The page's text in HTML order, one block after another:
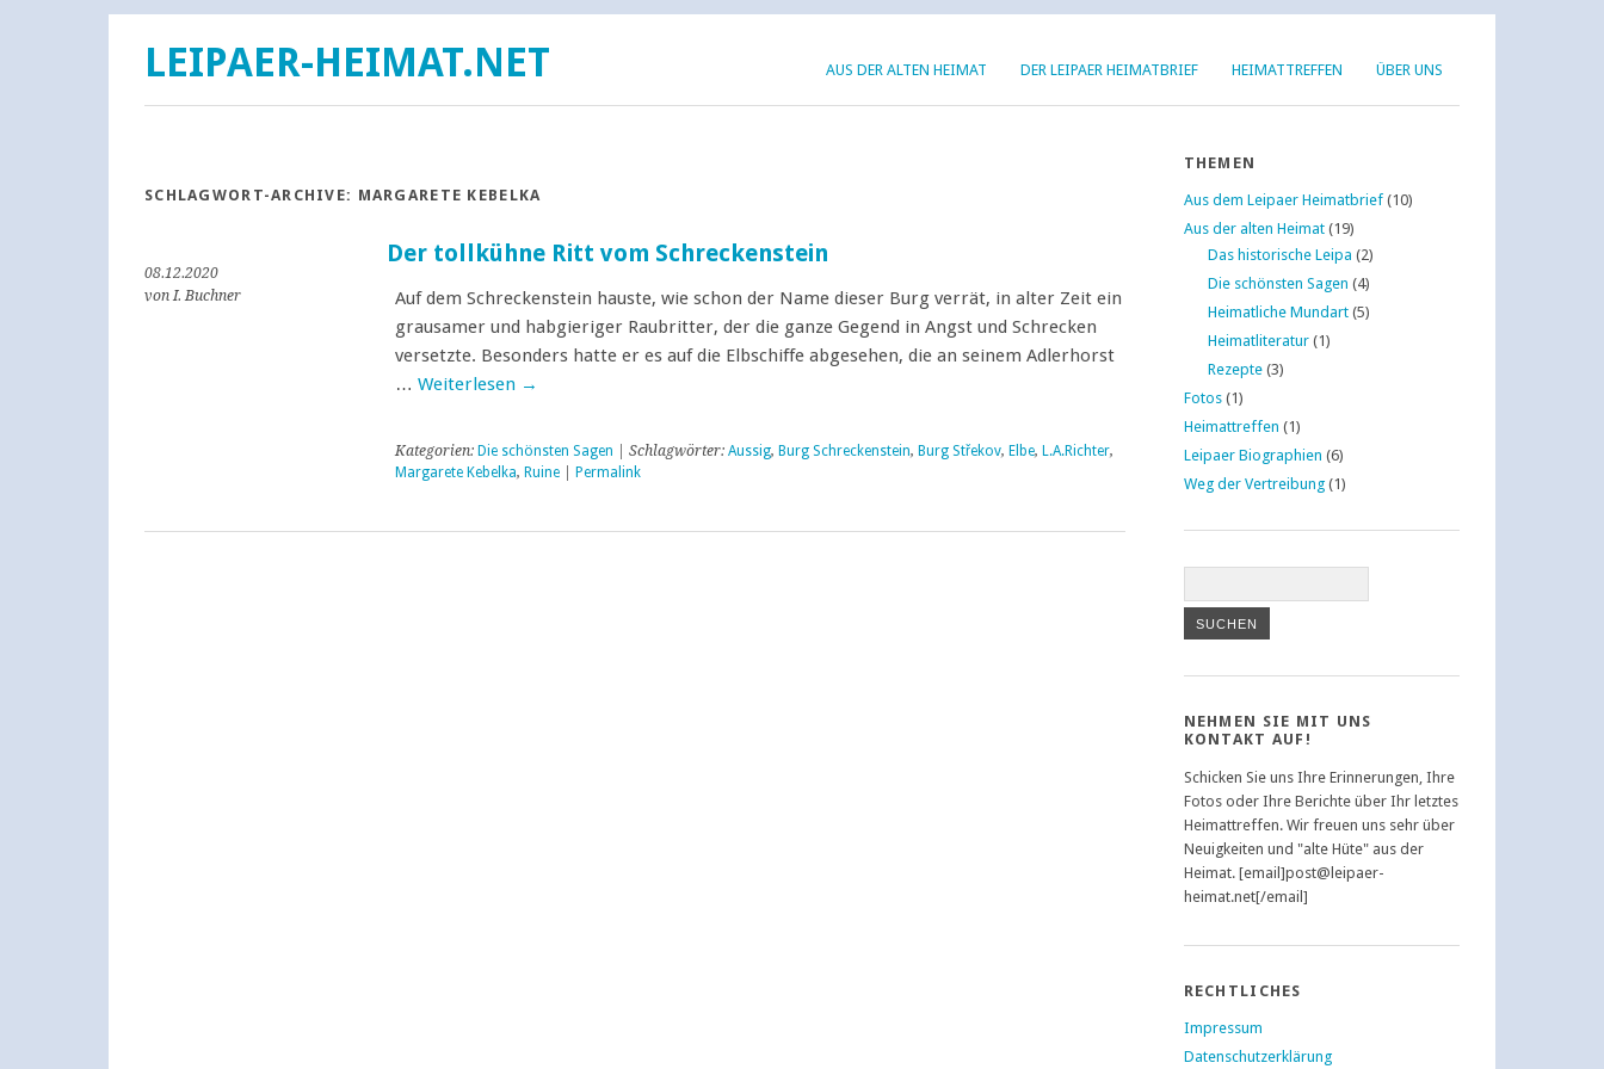
AUS DER ALTEN HEIMAT DER LEIPAER HEIMATBRIEF HEIMATTREFFEN ÜBER UNS
LEIPAER-HEIMAT.NET
SCHLAGWORT-ARCHIVE: MARGARETE KEBELKA
08.12.2020
von I. Buchner
Der tollkühne Ritt vom Schreckenstein
Auf dem Schreckenstein hauste, wie schon der Name dieser Burg verrät, in alter Zeit ein
grausamer und habgieriger Raubritter, der die ganze Gegend in Angst und Schrecken
versetzte. Besonders hatte er es auf die Elbschiffe abgesehen, die an seinem Adlerhorst
… Weiterlesen →
Kategorien: Die schönsten Sagen | Schlagwörter: Aussig, Burg Schreckenstein, Burg Střekov, Elbe, L.A.Richter,
Margarete Kebelka, Ruine| Permalink
THEMEN
Aus dem Leipaer Heimatbrief(10)
Aus der alten Heimat(19)
Das historische Leipa (2)
Die schönsten Sagen (4)
Heimatliche Mundart(5)
Heimatliteratur(1)
Rezepte(3)
Fotos(1)
Heimattreffen (1)
Leipaer Biographien (6)
Weg der Vertreibung(1)
NEHMEN SIE MIT UNS
KONTAKT AUF!
Schicken Sie uns Ihre Erinnerungen, Ihre
Fotos oder Ihre Berichte über Ihr letztes
Heimattreffen. Wir freuen uns sehr über
Neuigkeiten und "alte Hüte" aus der
Heimat. [email]post@leipaer-
heimat.net[/email]
RECHTLICHES
Impressum
Datenschutzerklärung